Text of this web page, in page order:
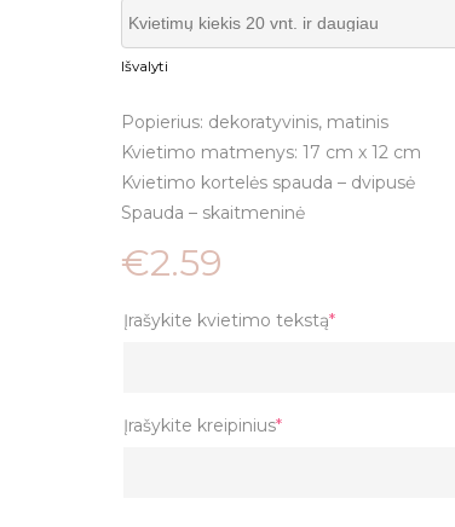
Išvalyti
Popierius: dekoratyvinis, matinis
Kvietimo matmenys: 17 cm x 12 cm
Kvietimo kortelės spauda – dvipusė
Spauda – skaitmeninė
€2.59
Įrašykite kvietimo tekstą*
Įrašykite kreipinius*